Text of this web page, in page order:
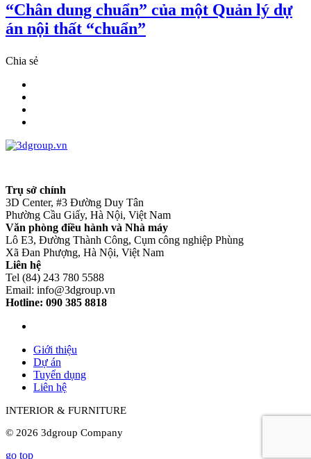
“Chân dung chuẩn” của một Quản lý dự
án nội thất “chuẩn”
Chia sẻ
Trụ sở chính
3D Center, #3 Đường Duy Tân
Phường Cầu Giấy, Hà Nội, Việt Nam
Văn phòng điều hành và Nhà máy
Lô E3, Đường Thành Công, Cụm công nghiệp Phùng
Xã Đan Phượng, Hà Nội, Việt Nam
Liên hệ
Tel (84) 243 780 5588
Email: info@3dgroup.vn
Hotline: 090 385 8818
Giới thiệu
Dự án
Tuyển dụng
Liên hệ
INTERIOR & FURNITURE
© 2026 3dgroup Company
go top